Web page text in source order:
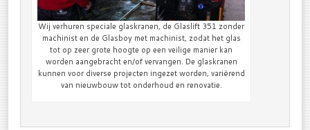
Wij verhuren speciale glaskranen, de Glaslift 351 zonder
machinist en de Glasboy met machinist, zodat het glas
tot op zeer grote hoogte op een veilige manier kan
worden aangebracht en/of vervangen. De glaskranen
kunnen voor diverse projecten ingezet worden, variërend
van nieuwbouw tot onderhoud en renovatie.